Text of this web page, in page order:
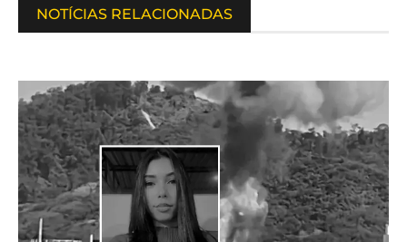
NOTÍCIAS RELACIONADAS